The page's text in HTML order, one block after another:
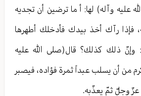
عليه وآله) لها: أ ما ترضين أن تجديه
فإذا رآك أخذ بيدك فأدخلك أطهرها
وإنّ ذلك كذلك؟ قال(صلى الله عليه
من أن يسلب عبداً ثمرة فؤاده، فيصبر
وجلّ ثمّ يعذّبه.